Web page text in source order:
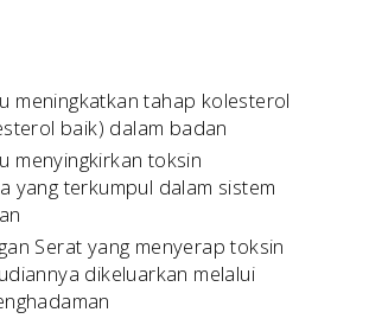
meningkatkan tahap kolesterol
baik) dalam badan
menyingkirkan toksin
yang terkumpul dalam sistem
Serat yang menyerap toksin
dikeluarkan melalui